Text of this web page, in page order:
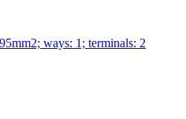
ways: 1; terminals: 2